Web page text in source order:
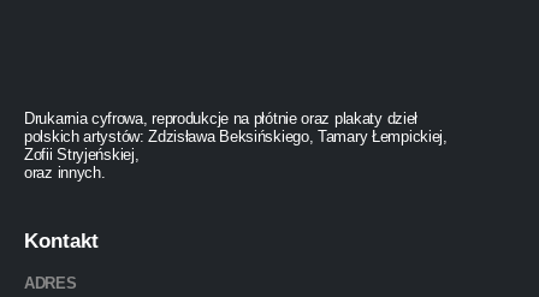
Drukarnia cyfrowa, reprodukcje na płótnie oraz plakaty dzieł
polskich artystów: Zdzisława Beksińskiego, Tamary Łempickiej,
Zofii Stryjeńskiej,
oraz innych.
Kontakt
ADRES